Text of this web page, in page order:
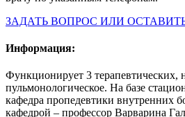
ЗАДАТЬ ВОПРОС ИЛИ
Информация:
Функционирует 3 терапевтических,
пульмонологическое. На базе
кафедра пропедевтики внутренних
кафедрой – профессор Варварина